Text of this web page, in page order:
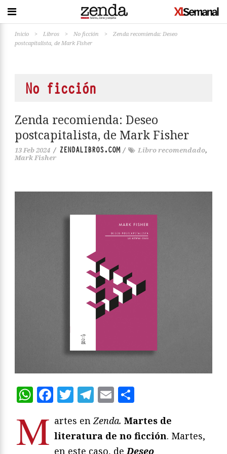
Inicio > Libros > No ficción >
Zenda recomienda: Deseo
postcapitalista, de Mark Fisher
No ficción
Zenda recomienda: Deseo
postcapitalista, de Mark Fisher
13 Feb 2024 / ZENDALIBROS.COM/ Libro recomendado,
Mark Fisher
WhatsApp
Facebook
Twitter
Telegram
Email
M artes enZenda. Martes de
literatura de no ficción. Martes,
en este caso, de Deseo